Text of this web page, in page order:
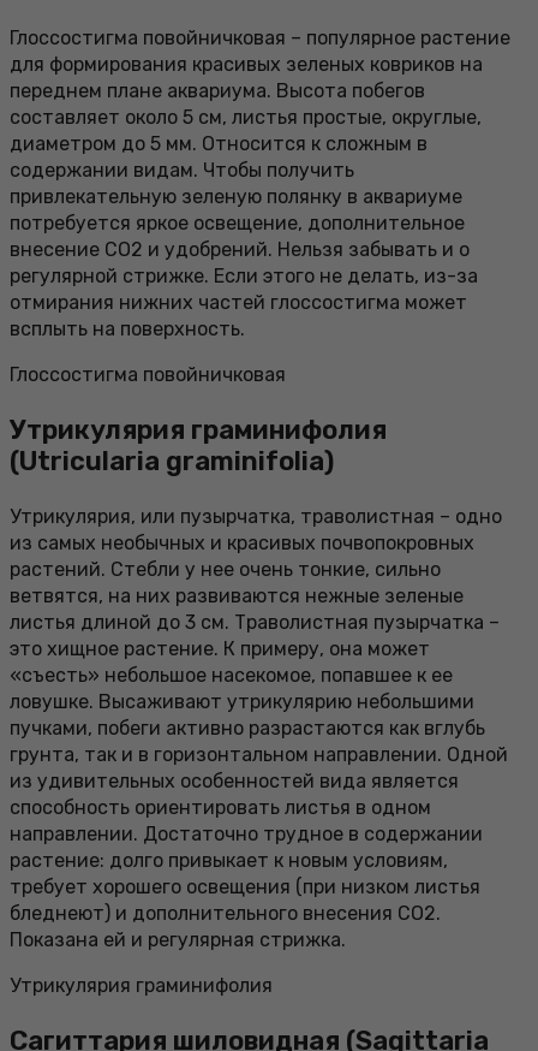
Глоссостигма повойничковая – популярное растение
для формирования красивых зеленых ковриков на
переднем плане аквариума. Высота побегов
составляет около 5 см, листья простые, округлые,
диаметром до 5 мм. Относится к сложным в
содержании видам. Чтобы получить
привлекательную зеленую полянку в аквариуме
потребуется яркое освещение, дополнительное
внесение СО2 и удобрений. Нельзя забывать и о
регулярной стрижке. Если этого не делать, из-за
отмирания нижних частей глоссостигма может
всплыть на поверхность.
Глоссостигма повойничковая
Утрикулярия граминифолия
(Utricularia graminifolia)
Утрикулярия, или пузырчатка, траволистная – одно
из самых необычных и красивых почвопокровных
растений. Стебли у нее очень тонкие, сильно
ветвятся, на них развиваются нежные зеленые
листья длиной до 3 см. Траволистная пузырчатка –
это хищное растение. К примеру, она может
«съесть» небольшое насекомое, попавшее к ее
ловушке. Высаживают утрикулярию небольшими
пучками, побеги активно разрастаются как вглубь
грунта, так и в горизонтальном направлении. Одной
из удивительных особенностей вида является
способность ориентировать листья в одном
направлении. Достаточно трудное в содержании
растение: долго привыкает к новым условиям,
требует хорошего освещения (при низком листья
бледнеют) и дополнительного внесения СО2.
Показана ей и регулярная стрижка.
Утрикулярия граминифолия
Сагиттария шиловидная (Sagittaria